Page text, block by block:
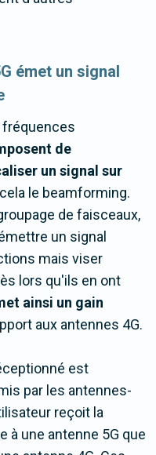
émet un signal
fréquences
de
un signal sur
le beamforming.
de faisceaux,
un signal
mais viser
lors qu'ils en ont
ainsi un gain
aux antennes 4G.
est
par les antennes-
reçoit la
à une antenne 5G que